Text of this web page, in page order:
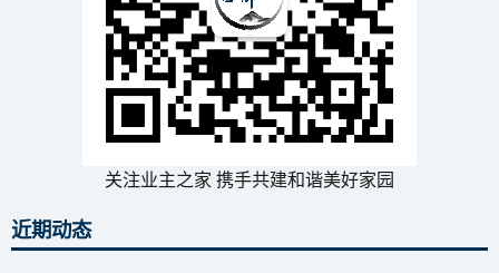
关注业主之家 携手共建和谐美好家园
近期动态